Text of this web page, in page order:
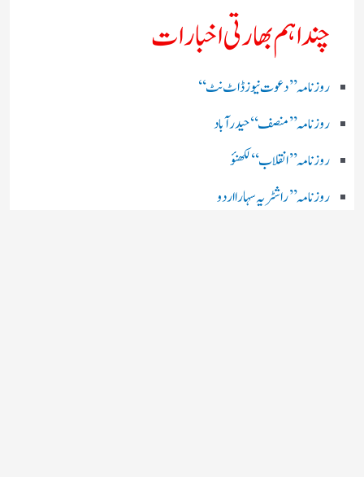
چند اہم بھارتی اخبارات
روز نامہ ’’ دعوت نیوز ڈاٹ نٹ‘‘
روزنامہ ’’ منصف‘‘ حیدر آباد
روزنامہ ’’ انقلاب‘‘ لکھنؤ
روز نامہ ’’راشٹریہ سہارا اردو